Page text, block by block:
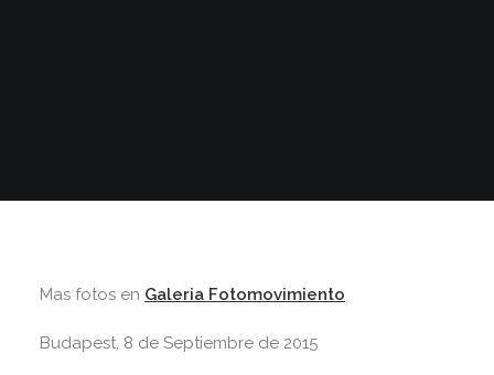
Mas fotos en Galeria Fotomovimiento
Budapest, 8 de Septiembre de 2015